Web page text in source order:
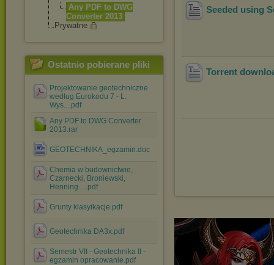
Any PDF to DWG
Converter 2013
Prywatne
Ostatnio pobierane pliki
Projektowanie geotechniczne
według Eurokodu 7 - L.
Wys....pdf
Any PDF to DWG Converter
2013.rar
GEOTECHNIKA_egzamin.doc
Chemia w budownictwie,
Czarnecki, Broniewski,
Henning ....pdf
Grunty klasyikacje.pdf
Geotechnika DA3x.pdf
Semestr VII - Geotechnika II -
egzamin opracowanie.pdf
Seeded using
Torrent